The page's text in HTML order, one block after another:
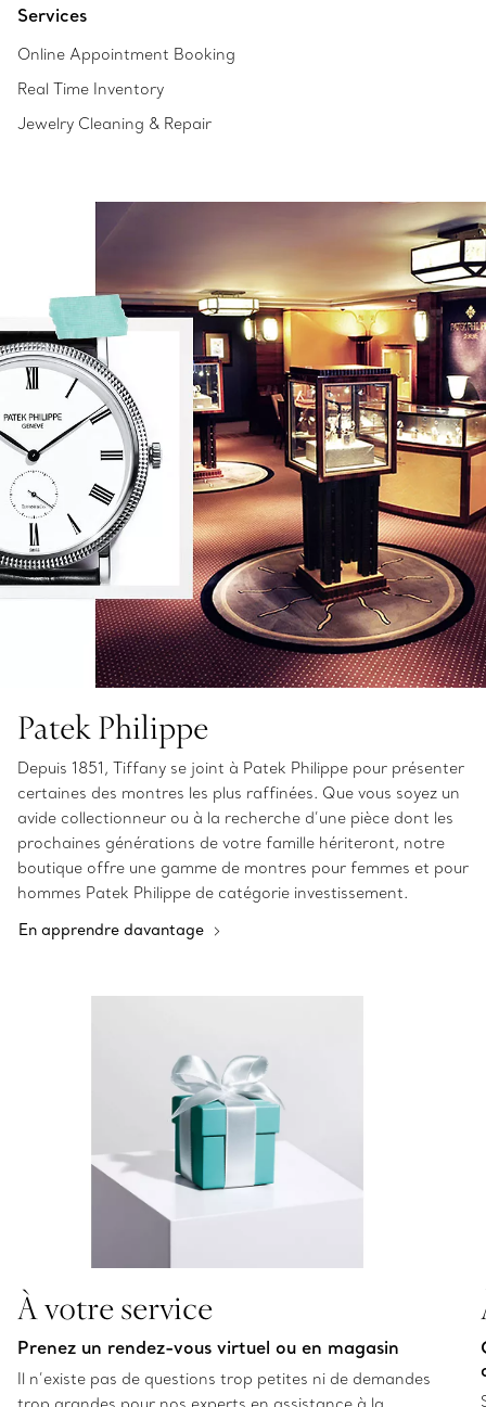
Services
Online Appointment Booking
Real Time Inventory
Jewelry Cleaning & Repair
Patek Philippe
Depuis 1851, Tiffany se joint à Patek Philippe pour présenter
certaines des montres les plus raffinées. Que vous soyez un
avide collectionneur ou à la recherche d’une pièce dont les
prochaines générations de votre famille hériteront, notre
boutique offre une gamme de montres pour femmes et pour
hommes Patek Philippe de catégorie investissement.
En apprendre davantage
À votre service
Prenez un rendez-vous virtuel ou en magasin
Il n’existe pas de questions trop petites ni de demandes